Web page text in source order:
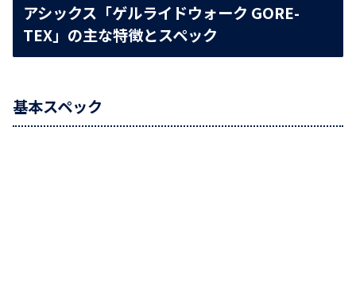
アシックス「ゲルライドウォーク GORE-
TEX」の主な特徴とスペック
基本スペック